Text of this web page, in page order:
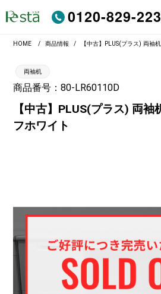
0120-829-223
HOME 商品情報 【中古】PLUS(プラス) 両袖
両袖机
商品番号：80-LR60110D
【中古】PLUS(プラス) 両
フホワイト